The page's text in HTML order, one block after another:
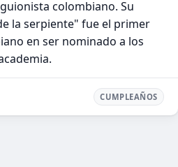
colombiano. Su
la serpiente" fue el primer
en ser nominado a los
CUMPLEAÑOS